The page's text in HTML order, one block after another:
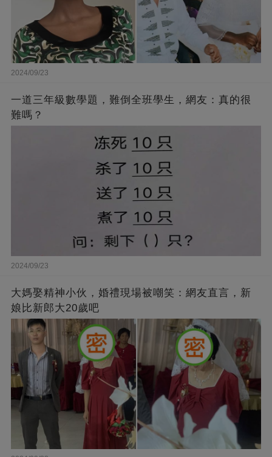
2024/09/23
一道三年級數學題，難倒全班學生，網友：真的很
難嗎？
2024/09/23
大媽娶精神小伙，婚禮現場被嘲笑：網友直言，新
娘比新郎大20歲吧